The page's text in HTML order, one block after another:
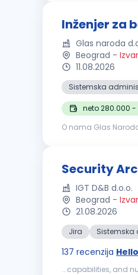
Inženjer za
Glas naroda
Beograd -
11.08.2026
Sistemska
neto 280.000 -
O nama Glas
Security
IGT D&B d.o.o.
Beograd -
21.08.2026
Jira
137 recenzija
...capabilities, and